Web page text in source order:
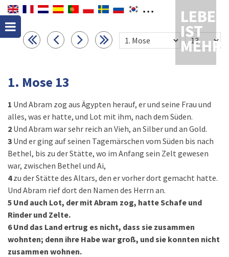
LEBEN
IST
MEHR
1. Mose 13
1 Und Abram zog aus Ägypten herauf, er und seine Frau und
alles, was er hatte, und Lot mit ihm, nach dem Süden.
2 Und Abram war sehr reich an Vieh, an Silber und an Gold.
3 Und er ging auf seinen Tagemärschen vom Süden bis nach
Bethel, bis zu der Stätte, wo im Anfang sein Zelt gewesen
war, zwischen Bethel und Ai,
4 zu der Stätte des Altars, den er vorher dort gemacht hatte.
Und Abram rief dort den Namen des Herrn an.
5 Und auch Lot, der mit Abram zog, hatte Schafe und
Rinder und Zelte.
6 Und das Land ertrug es nicht, dass sie zusammen
wohnten; denn ihre Habe war groß, und sie konnten nicht
zusammen wohnen.